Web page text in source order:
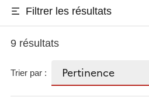
Filtrer les résultats
9 résultats
Trier par :